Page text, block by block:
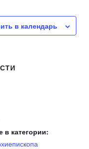
в календарь
в категории: